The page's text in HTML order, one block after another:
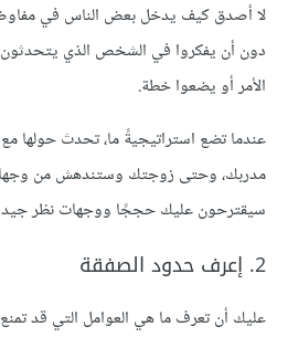
لا أصدق كيف يدخل بعض الناس في
دون أن يفكروا في الشخص الذي يتحدثون
الأمر أو يضعوا خطة.
عندما تضع استراتيجيةً ما، تحدث حولها
مدربك، وحتى زوجتك وستندهش من
سيقترحون عليك حججًا ووجهات نظر جيدة
2. إعرف حدود الصفقة
عليك أن تعرف ما هي العوامل التي قد